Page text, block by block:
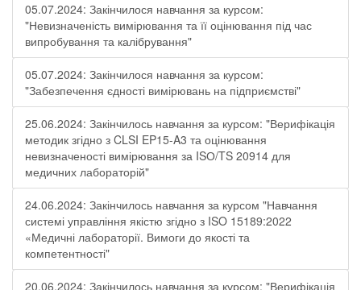
05.07.2024: Закінчилося навчання за курсом:
"Невизначеність вимірювання та її оцінювання під час
випробування та калібрування"
05.07.2024: Закінчилося навчання за курсом:
"Забезпечення єдності вимірювань на підприємстві"
25.06.2024: Закінчилось навчання за курсом: "Верифікація
методик згідно з CLSI EP15-A3 та оцінювання
невизначеності вимірювання за ISО/TS 20914 для
медичних лабораторій"
24.06.2024: Закінчилось навчання за курсом "Навчання
системі управління якістю згідно з ISO 15189:2022
«Медичні лабораторії. Вимоги до якості та
компетентності"
20.06.2024: Закінчилось навчання за курсом: "Верифікація